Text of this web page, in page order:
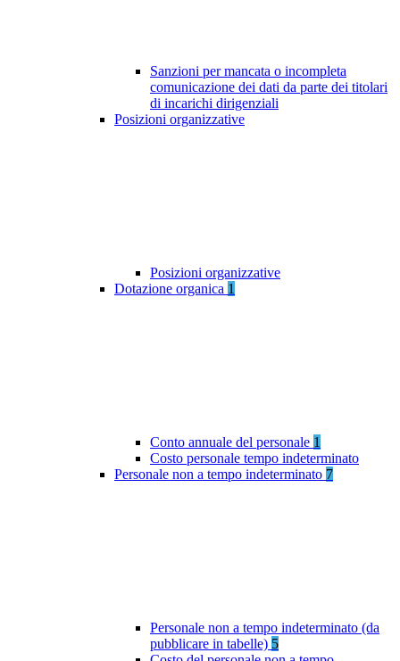
Sanzioni per mancata o incompleta
comunicazione dei dati da parte dei titolari
di incarichi dirigenziali
Posizioni organizzative
Posizioni organizzative
Dotazione organica 1
Conto annuale del personale 1
Costo personale tempo indeterminato
Personale non a tempo indeterminato 7
Personale non a tempo indeterminato (da
pubblicare in tabelle) 5